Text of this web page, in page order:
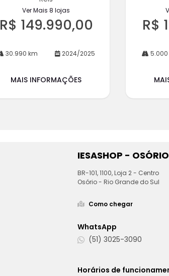
Ver Mais 8 lojas
R$ 149.990,00
30.990 km 2024/2025
MAIS INFORMAÇÕES
R$
IESASHOP - OSÓRIO
BR-101, 1100, Loja 2 - Centro
Osório - Rio Grande do Sul
Como chegar
WhatsApp
(51) 3025-3090
Horários de